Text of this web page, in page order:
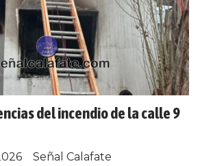
del incendio de la calle 9
Señal Calafate